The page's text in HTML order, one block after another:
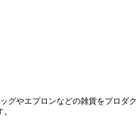
グやエプロンなどの雑貨をプロダ